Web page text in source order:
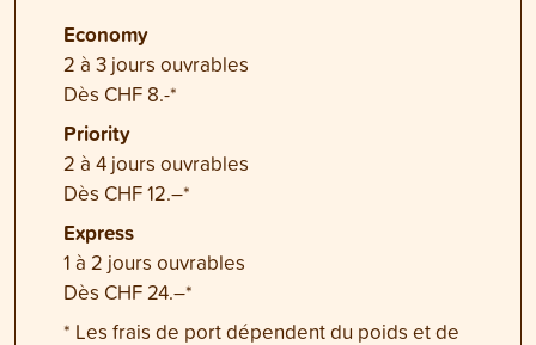
Economy
2 à 3 jours ouvrables
Dès CHF 8.-*
Priority
2 à 4 jours ouvrables
Dès CHF 12.–*
Express
1 à 2 jours ouvrables
Dès CHF 24.–*
* Les frais de port dépendent du poids et de